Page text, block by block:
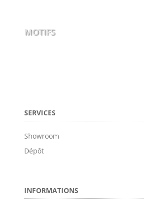
MOTIFS
SERVICES
Showroom
Dépôt
INFORMATIONS